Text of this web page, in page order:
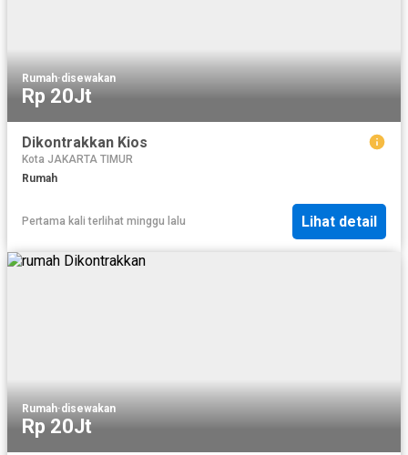
Rumah·disewakan
Rp 20Jt
Dikontrakkan Kios
Kota JAKARTA TIMUR
Rumah
Pertama kali terlihat minggu lalu Lihat detail
Rumah·disewakan
Rp 20Jt